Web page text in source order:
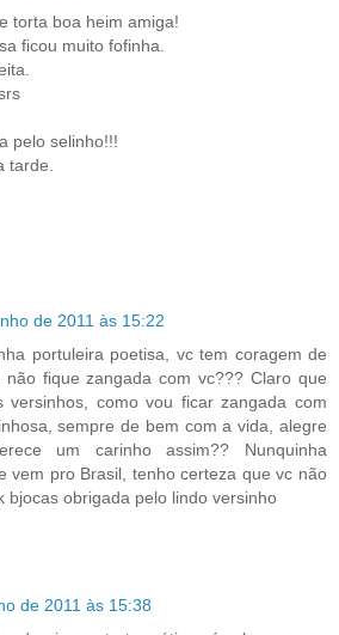
torta boa heim amiga!
ficou muito fofinha.
pelo selinho!!!
tarde.
de 2011 às 15:22
portuleira poetisa, vc tem coragem de
não fique zangada com vc??? Claro que
versinhos, como vou ficar zangada com
sempre de bem com a vida, alegre
um carinho assim?? Nunquinha
vem pro Brasil, tenho certeza que vc não
bjocas obrigada pelo lindo versinho
de 2011 às 15:38